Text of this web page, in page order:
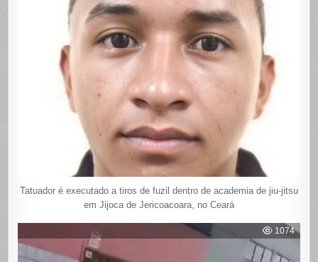
Tatuador é executado a tiros de fuzil dentro de academia de jiu-jitsu
em Jijoca de Jericoacoara, no Ceará
1074